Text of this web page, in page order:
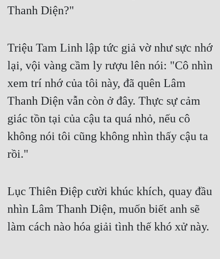
Thanh Diện?"
Triệu Tam Linh lập tức giả vờ như sực nhớ
lại, vội vàng cầm ly rượu lên nói: "Cô nhìn
xem trí nhớ của tôi này, đã quên Lâm
Thanh Diện vẫn còn ở đây. Thực sự cảm
giác tồn tại của cậu ta quá nhỏ, nếu cô
không nói tôi cũng không nhìn thấy cậu ta
rồi."
Lục Thiên Điệp cười khúc khích, quay đầu
nhìn Lâm Thanh Diện, muốn biết anh sẽ
làm cách nào hóa giải tình thế khó xử này.